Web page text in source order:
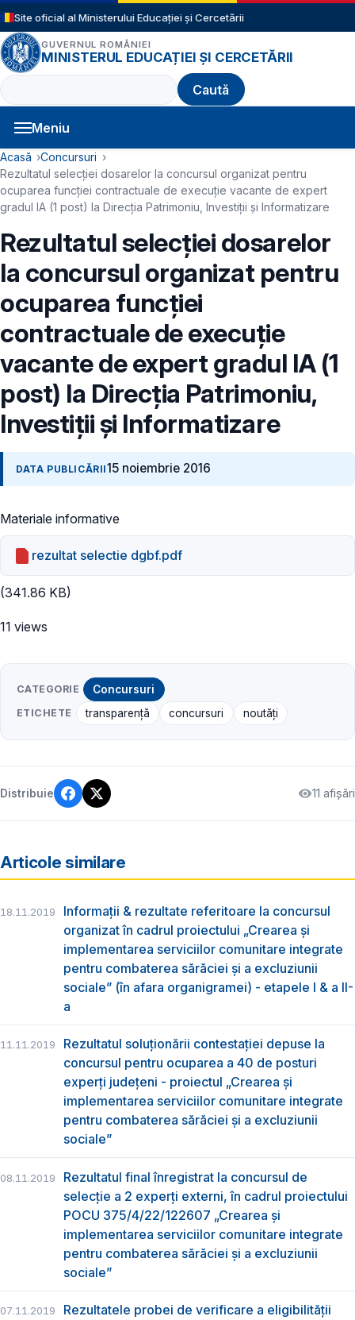
Sari la conținutul principal
Site oficial al Ministerului Educației și Cercetării
GUVERNUL ROMÂNIEI
MINISTERUL EDUCAȚIEI ȘI CERCETĂRII
Caută
Meniu
Navigație principală
Cale de navigare
Acasă
Concursuri
Rezultatul selecției dosarelor la concursul organizat pentru
ocuparea funcției contractuale de execuție vacante de expert
gradul IA (1 post) la Direcția Patrimoniu, Investiții și Informatizare
Rezultatul selecției dosarelor
la concursul organizat pentru
ocuparea funcției
contractuale de execuție
vacante de expert gradul IA (1
post) la Direcția Patrimoniu,
Investiții și Informatizare
DATA PUBLICĂRII15 noiembrie 2016
Materiale informative
rezultat selectie dgbf.pdf
(341.86 KB)
11 views
CATEGORIE Concursuri
ETICHETE transparență concursuri noutăți
Distribuie 11 afișări
Articole similare
18.11.2019
Informații & rezultate referitoare la concursul
organizat în cadrul proiectului „Crearea și
implementarea serviciilor comunitare integrate
pentru combaterea sărăciei și a excluziunii
sociale” (în afara organigramei) - etapele I & a II-
a
11.11.2019
Rezultatul soluționării contestației depuse la
concursul pentru ocuparea a 40 de posturi
experți județeni - proiectul „Crearea și
implementarea serviciilor comunitare integrate
pentru combaterea sărăciei și a excluziunii
sociale”
08.11.2019
Rezultatul final înregistrat la concursul de
selecție a 2 experți externi, în cadrul proiectului
POCU 375/4/22/122607 „Crearea și
implementarea serviciilor comunitare integrate
pentru combaterea sărăciei și a excluziunii
sociale”
07.11.2019
Rezultatele probei de verificare a eligibilității